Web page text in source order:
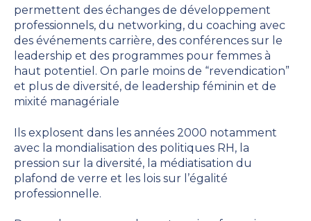
permettent des échanges de développement
professionnels, du networking, du coaching avec
des événements carrière, des conférences sur le
leadership et des programmes pour femmes à
haut potentiel. On parle moins de “revendication”
et plus de diversité, de leadership féminin et de
mixité managériale
Ils explosent dans les années 2000 notamment
avec la mondialisation des politiques RH, la
pression sur la diversité, la médiatisation du
plafond de verre et les lois sur l’égalité
professionnelle.